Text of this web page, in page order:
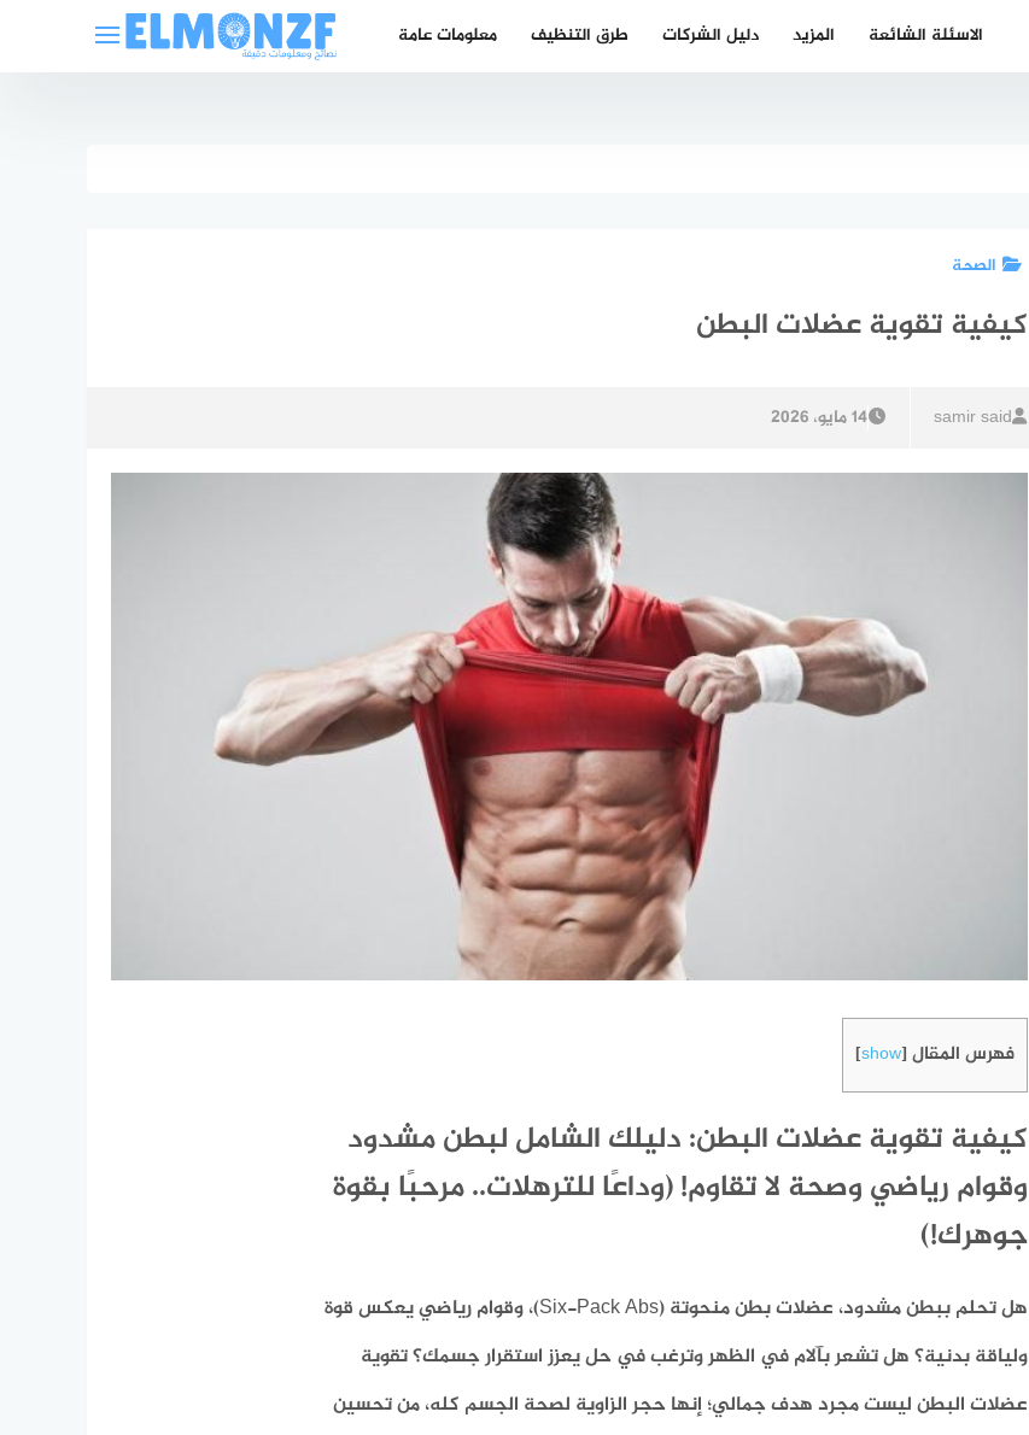
معلومات عامة طرق التنظيف دليل الشركات المزيد الاسئلة الشائعة
الصحة
كيفية تقوية عضلات البطن
samir said 14 مايو، 2026
فهرس المقال [
show
]
كيفية تقوية عضلات البطن: دليلك الشامل لبطن مشدود
وقوام رياضي وصحة لا تقاوم! (وداعًا للترهلات.. مرحبًا بقوة
جوهرك!)
هل تحلم ببطن مشدود، عضلات بطن منحوتة (Six-Pack Abs)، وقوام رياضي يعكس قوة
ولياقة بدنية؟ هل تشعر بآلام في الظهر وترغب في حل يعزز استقرار جسمك؟ تقوية
عضلات البطن ليست مجرد هدف جمالي؛ إنها حجر الزاوية لصحة الجسم كله، من تحسين